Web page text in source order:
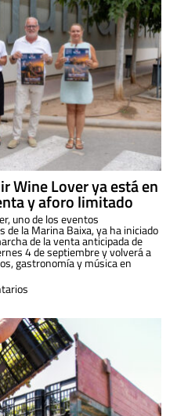
Wine Lover ya está en
y aforo limitado
uno de los eventos
la Marina Baixa, ya ha iniciado
de la venta anticipada de
4 de septiembre y volverá a
gastronomía y música en